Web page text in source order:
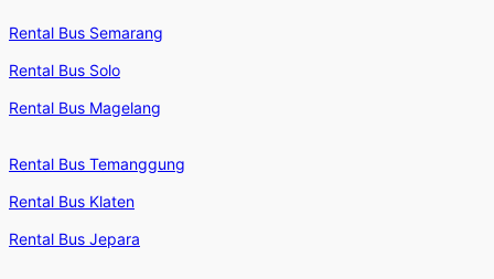
Rental Bus Semarang
Rental Bus Solo
Rental Bus Magelang
Rental Bus Temanggung
Rental Bus Klaten
Rental Bus Jepara